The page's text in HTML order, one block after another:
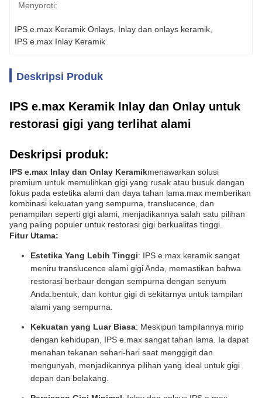
Menyoroti:
IPS e.max Keramik Onlays Inlay dan onlays keramik
IPS e.max Inlay Keramik
Deskripsi Produk
IPS e.max Keramik Inlay dan Onlay untuk
restorasi gigi yang terlihat alami
Deskripsi produk:
IPS e.max Inlay dan Onlay Keramikmenawarkan solusi
premium untuk memulihkan gigi yang rusak atau busuk dengan
fokus pada estetika alami dan daya tahan lama.max memberikan
kombinasi kekuatan yang sempurna, translucence, dan
penampilan seperti gigi alami, menjadikannya salah satu pilihan
yang paling populer untuk restorasi gigi berkualitas tinggi.
Fitur Utama:
Estetika Yang Lebih Tinggi: IPS e.max keramik sangat
meniru translucence alami gigi Anda, memastikan bahwa
restorasi berbaur dengan sempurna dengan senyum
Anda.bentuk, dan kontur gigi di sekitarnya untuk tampilan
alami yang sempurna.
Kekuatan yang Luar Biasa: Meskipun tampilannya mirip
dengan kehidupan, IPS e.max sangat tahan lama. Ia dapat
menahan tekanan sehari-hari saat menggigit dan
mengunyah, menjadikannya pilihan yang ideal untuk gigi
depan dan belakang.